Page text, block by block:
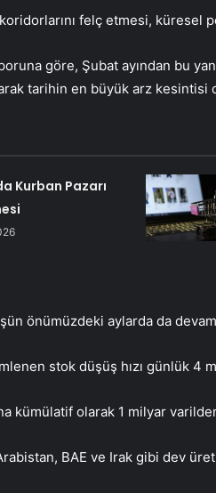
koridorlarını felç etmesi,
göre, Şubat ayından bu
tarihin en büyük arz kesintisi
Kurban Pazarı
önümüzdeki aylarda da
stok düşüş hızı günlük 4
kümülatif olarak 1 milyar
BAE ve Irak gibi dev